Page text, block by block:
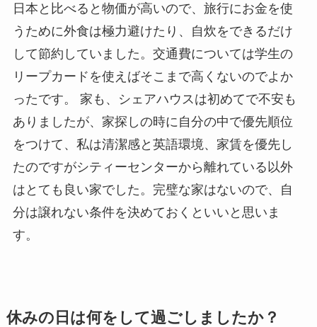
日本と比べると物価が高いので、旅行にお金を使
うために外食は極力避けたり、自炊をできるだけ
して節約していました。交通費については学生の
リープカードを使えばそこまで高くないのでよか
ったです。 家も、シェアハウスは初めてで不安も
ありましたが、家探しの時に自分の中で優先順位
をつけて、私は清潔感と英語環境、家賃を優先し
たのですがシティーセンターから離れている以外
はとても良い家でした。完璧な家はないので、自
分は譲れない条件を決めておくといいと思いま
す。
休みの日は何をして過ごしましたか？